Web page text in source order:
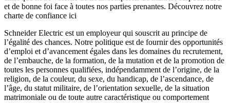
et de bonne foi face à toutes nos parties prenantes. Découvrez notre
charte de confiance ici
Schneider Electric est un employeur qui souscrit au principe de
l’égalité des chances. Notre politique est de fournir des opportunités
d’emploi et d’avancement égales dans les domaines du recrutement,
de l’embauche, de la formation, de la mutation et de la promotion de
toutes les personnes qualifiées, indépendamment de l’origine, de la
religion, de la couleur, du sexe, du handicap, de l’ascendance, de
l’âge, du statut militaire, de l’orientation sexuelle, de la situation
matrimoniale ou de toute autre caractéristique ou comportement